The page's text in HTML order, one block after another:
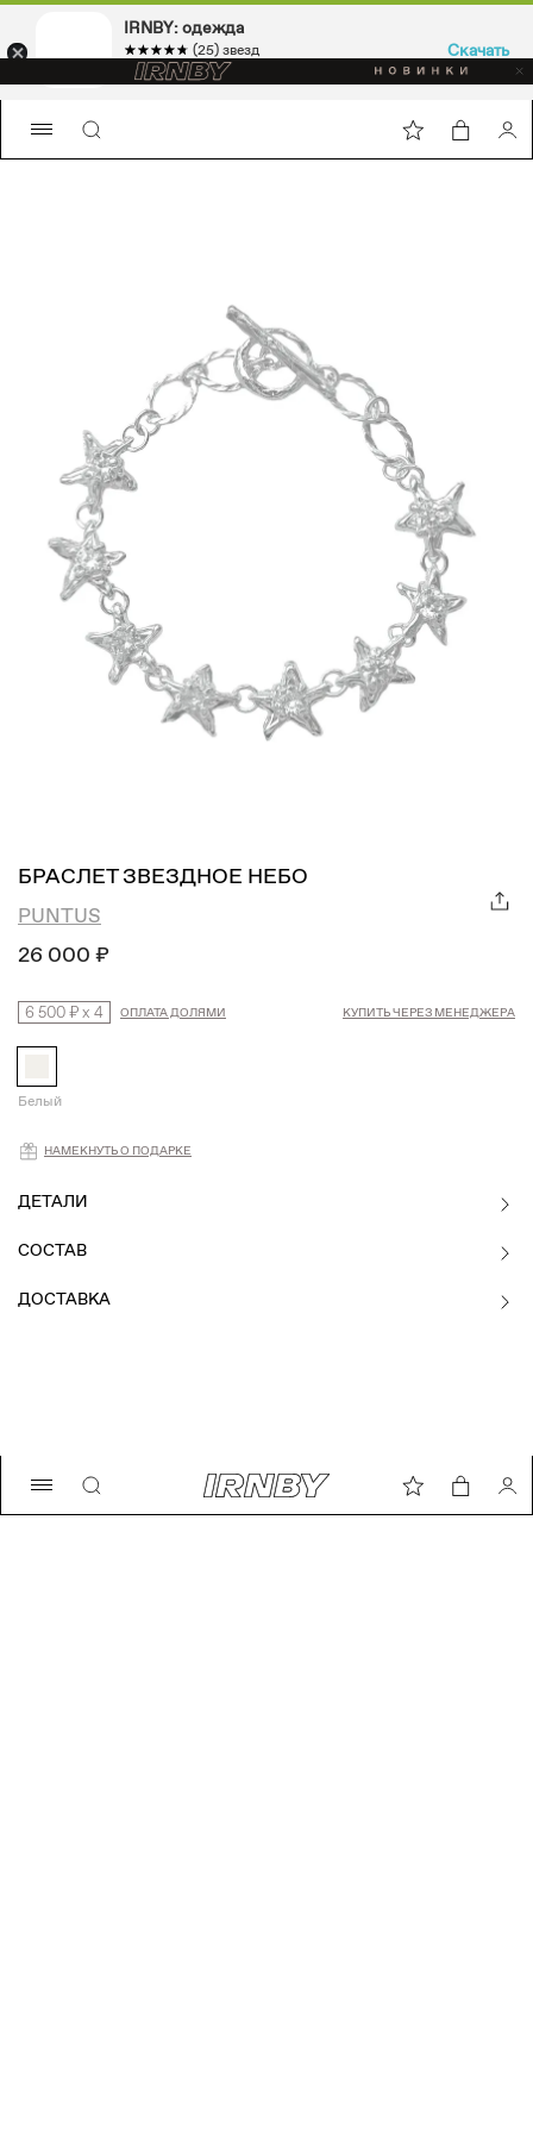
БРАСЛЕТ ЗВЕЗДНОЕ НЕБО
PUNTUS
26 000 ₽
6 500 ₽x 4 ОПЛАТА ДОЛЯМИ КУПИТЬ ЧЕРЕЗ МЕНЕДЖЕРА
Белый
Намекнуть о подарке
НАМЕКНУТЬ О ПОДАРКЕ
ДЕТАЛИ
СОСТАВ
ДОСТАВКА
IRNBY: одежда
☆☆☆☆☆
★★★★★ (25) звезд
Sport & casual, аксессуары
Скачать